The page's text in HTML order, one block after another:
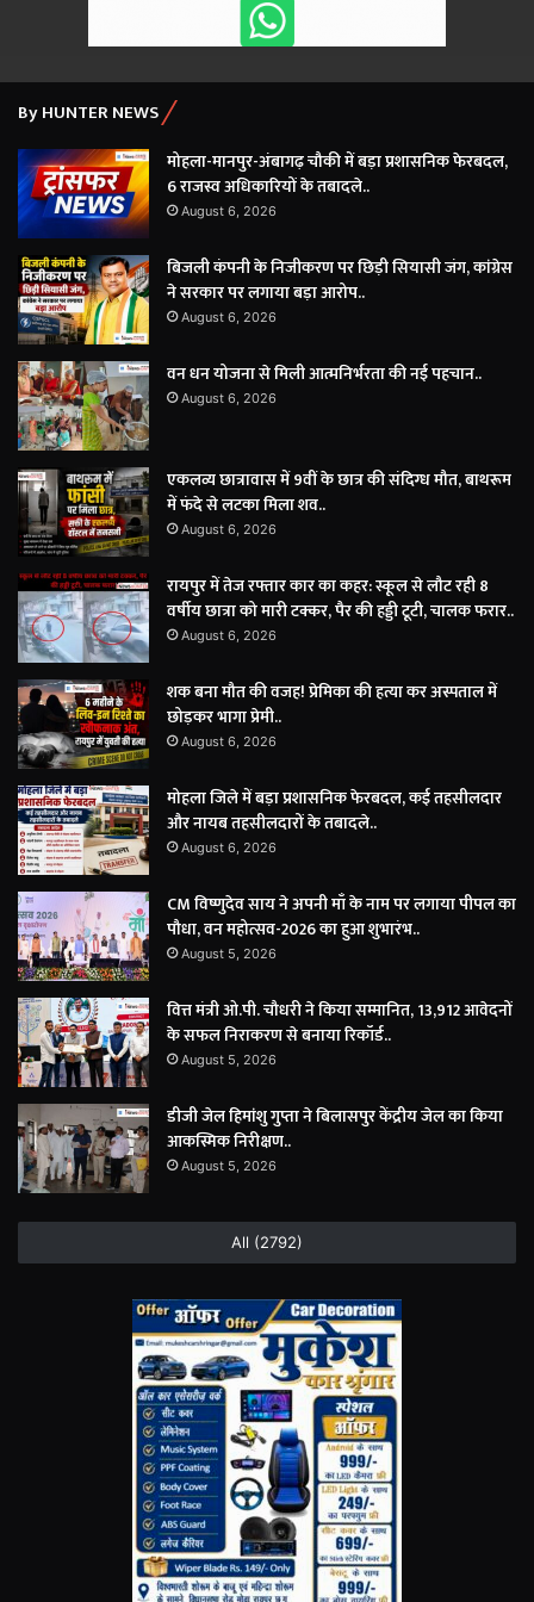
By HUNTER NEWS
मोहला-मानपुर-अंबागढ़ चौकी में बड़ा प्रशासनिक फेरबदल,
6 राजस्व अधिकारियों के तबादले..
August 6, 2026
बिजली कंपनी के निजीकरण पर छिड़ी सियासी जंग, कांग्रेस
ने सरकार पर लगाया बड़ा आरोप..
August 6, 2026
वन धन योजना से मिली आत्मनिर्भरता की नई पहचान..
August 6, 2026
एकलव्य छात्रावास में 9वीं के छात्र की संदिग्ध मौत, बाथरूम
में फंदे से लटका मिला शव..
August 6, 2026
रायपुर में तेज रफ्तार कार का कहर: स्कूल से लौट रही 8
वर्षीय छात्रा को मारी टक्कर, पैर की हड्डी टूटी, चालक फरार..
August 6, 2026
शक बना मौत की वजह! प्रेमिका की हत्या कर अस्पताल में
छोड़कर भागा प्रेमी..
August 6, 2026
मोहला जिले में बड़ा प्रशासनिक फेरबदल, कई तहसीलदार
और नायब तहसीलदारों के तबादले..
August 6, 2026
CM विष्णुदेव साय ने अपनी माँ के नाम पर लगाया पीपल का
पौधा, वन महोत्सव-2026 का हुआ शुभारंभ..
August 5, 2026
वित्त मंत्री ओ.पी. चौधरी ने किया सम्मानित, 13,912 आवेदनों
के सफल निराकरण से बनाया रिकॉर्ड..
August 5, 2026
डीजी जेल हिमांशु गुप्ता ने बिलासपुर केंद्रीय जेल का किया
आकस्मिक निरीक्षण..
August 5, 2026
All (2792)